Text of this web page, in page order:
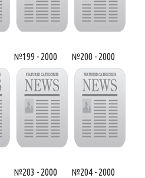
№199 - 2000 №200 - 2000
№203 - 2000 №204 - 2000